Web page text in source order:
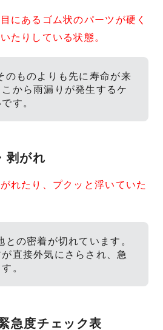
にあるゴム状のパーツが硬く
たりしている状態。
のものよりも先に寿命が来
から雨漏りが発生するケ
す。
がれ
れたり、プクッと浮いていた
の密着が切れています。
直接外気にさらされ、急
。
急度チェック表